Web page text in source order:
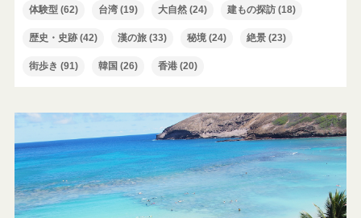
体験型(62) 台湾(19) 大自然(24) 建もの探訪(18)
歴史・史跡(42) 漢の旅(33) 秘境(24) 絶景(23)
街歩き (91) 韓国 (26) 香港(20)